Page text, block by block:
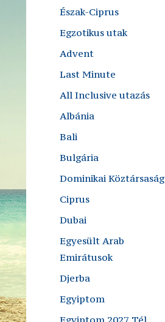
Észak-Ciprus
Egzotikus utak
Advent
Last Minute
All Inclusive utazás
Albánia
Bali
Bulgária
Dominikai Köztársaság
Ciprus
Dubai
Egyesült Arab
Emirátusok
Djerba
Egyiptom
Egyiptom 2027 Tél